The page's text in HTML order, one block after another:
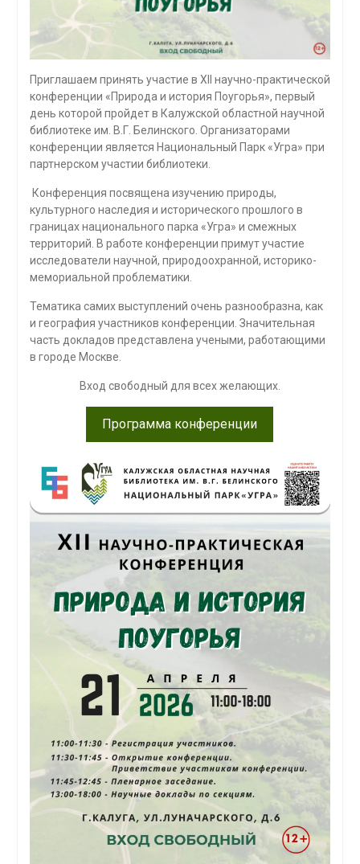
Приглашаем принять участие в ХII научно-практической
конференции «Природа и история Поугорья», первый
день которой пройдет в Калужской областной научной
библиотеке им. В.Г. Белинского. Организаторами
конференции является Национальный Парк «Угра» при
партнерском участии библиотеки.
Конференция посвящена изучению природы,
культурного наследия и исторического прошлого в
границах национального парка «Угра» и смежных
территорий. В работе конференции примут участие
исследователи научной, природоохранной, историко-
мемориальной проблематики.
Тематика самих выступлений очень разнообразна, как
и география участников конференции. Значительная
часть докладов представлена учеными, работающими
в городе Москве.
Вход свободный для всех желающих.
Программа конференции